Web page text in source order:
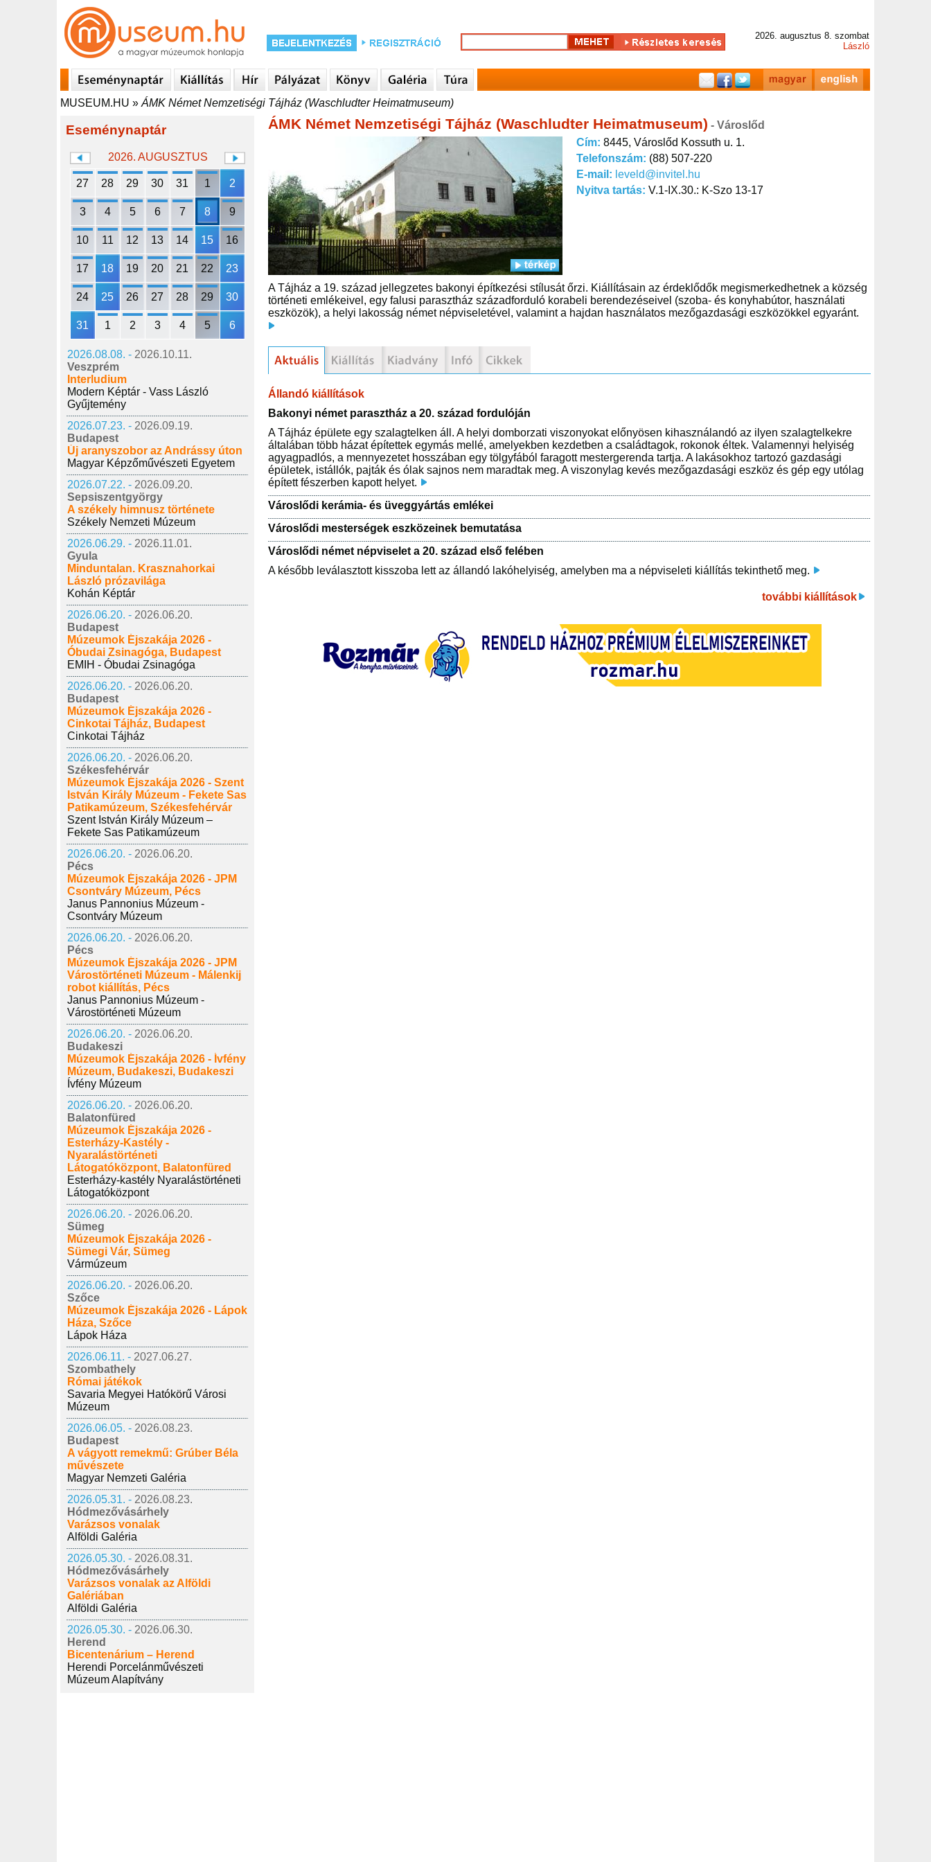
2026. augusztus 8. szombat
László
MUSEUM.HU » ÁMK Német Nemzetiségi Tájház (Waschludter Heimatmuseum)
Eseménynaptár
2026. AUGUSZTUS
27 28 29 30 31 1 2
3 4 5 6 7 8 9
10 11 12 13 14 15 16
17 18 19 20 21 22 23
24 25 26 27 28 29 30
31 1 2 3 4 5 6
2026.08.08. - 2026.10.11.
Veszprém
Interludium
Modern Képtár - Vass László
Gyűjtemény
2026.07.23. - 2026.09.19.
Budapest
Új aranyszobor az Andrássy úton
Magyar Képzőművészeti Egyetem
2026.07.22. - 2026.09.20.
Sepsiszentgyörgy
A székely himnusz története
Székely Nemzeti Múzeum
2026.06.29. - 2026.11.01.
Gyula
Minduntalan. Krasznahorkai
László prózavilága
Kohán Képtár
2026.06.20. - 2026.06.20.
Budapest
Múzeumok Éjszakája 2026 -
Óbudai Zsinagóga, Budapest
EMIH - Óbudai Zsinagóga
2026.06.20. - 2026.06.20.
Budapest
Múzeumok Éjszakája 2026 -
Cinkotai Tájház, Budapest
Cinkotai Tájház
2026.06.20. - 2026.06.20.
Székesfehérvár
Múzeumok Éjszakája 2026 - Szent
István Király Múzeum - Fekete Sas
Patikamúzeum, Székesfehérvár
Szent István Király Múzeum –
Fekete Sas Patikamúzeum
2026.06.20. - 2026.06.20.
Pécs
Múzeumok Éjszakája 2026 - JPM
Csontváry Múzeum, Pécs
Janus Pannonius Múzeum -
Csontváry Múzeum
2026.06.20. - 2026.06.20.
Pécs
Múzeumok Éjszakája 2026 - JPM
Várostörténeti Múzeum - Málenkij
robot kiállítás, Pécs
Janus Pannonius Múzeum -
Várostörténeti Múzeum
2026.06.20. - 2026.06.20.
Budakeszi
Múzeumok Éjszakája 2026 - Ívfény
Múzeum, Budakeszi, Budakeszi
Ívfény Múzeum
2026.06.20. - 2026.06.20.
Balatonfüred
Múzeumok Éjszakája 2026 -
Esterházy-Kastély -
Nyaralástörténeti
Látogatóközpont, Balatonfüred
Esterházy-kastély Nyaralástörténeti
Látogatóközpont
2026.06.20. - 2026.06.20.
Sümeg
Múzeumok Éjszakája 2026 -
Sümegi Vár, Sümeg
Vármúzeum
2026.06.20. - 2026.06.20.
Szőce
Múzeumok Éjszakája 2026 - Lápok
Háza, Szőce
Lápok Háza
2026.06.11. - 2027.06.27.
Szombathely
Római játékok
Savaria Megyei Hatókörű Városi
Múzeum
2026.06.05. - 2026.08.23.
Budapest
A vágyott remekmű: Grúber Béla
művészete
Magyar Nemzeti Galéria
2026.05.31. - 2026.08.23.
Hódmezővásárhely
Varázsos vonalak
Alföldi Galéria
2026.05.30. - 2026.08.31.
Hódmezővásárhely
Varázsos vonalak az Alföldi
Galériában
Alföldi Galéria
2026.05.30. - 2026.06.30.
Herend
Bicentenárium – Herend
Herendi Porcelánművészeti
Múzeum Alapítvány
ÁMK Német Nemzetiségi Tájház (Waschludter Heimatmuseum) - Városlőd
Cím: 8445, Városlőd Kossuth u. 1.
Telefonszám: (88) 507-220
E-mail: leveld@invitel.hu
Nyitva tartás: V.1-IX.30.: K-Szo 13-17
A Tájház a 19. század jellegzetes bakonyi építkezési stílusát őrzi. Kiállításain az érdeklődők megismerkedhetnek a község
történeti emlékeivel, egy falusi parasztház századforduló korabeli berendezéseivel (szoba- és konyhabútor, használati
eszközök), a helyi lakosság német népviseletével, valamint a hajdan használatos mezőgazdasági eszközökkel egyaránt.
Állandó kiállítások
Bakonyi német parasztház a 20. század fordulóján
A Tájház épülete egy szalagtelken áll. A helyi domborzati viszonyokat előnyösen kihasználandó az ilyen szalagtelkekre
általában több házat építettek egymás mellé, amelyekben kezdetben a családtagok, rokonok éltek. Valamennyi helyiség
agyagpadlós, a mennyezetet hosszában egy tölgyfából faragott mestergerenda tartja. A lakásokhoz tartozó gazdasági
épületek, istállók, pajták és ólak sajnos nem maradtak meg. A viszonylag kevés mezőgazdasági eszköz és gép egy utólag
épített fészerben kapott helyet.
Városlődi kerámia- és üveggyártás emlékei
Városlődi mesterségek eszközeinek bemutatása
Városlődi német népviselet a 20. század első felében
A később leválasztott kisszoba lett az állandó lakóhelyiség, amelyben ma a népviseleti kiállítás tekinthető meg.
további kiállítások